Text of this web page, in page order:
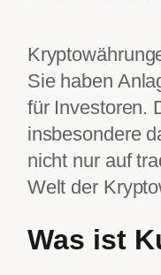
Sie haben
für Investoren.
insbesondere
nicht nur auf
Welt der
Was ist